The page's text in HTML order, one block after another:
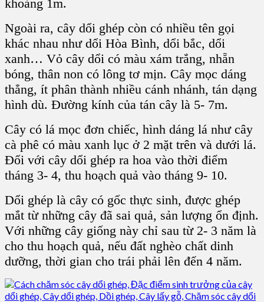
khoảng 1m.
Ngoài ra, cây dổi ghép còn có nhiều tên gọi
khác nhau như dổi Hòa Bình, dổi bắc, dổi
xanh… Vỏ cây dổi có màu xám trắng, nhẵn
bóng, thân non có lông tơ mịn. Cây mọc dáng
thẳng, ít phân thành nhiều cánh nhánh, tán dạng
hình dù. Đường kính của tán cây là 5- 7m.
Cây có lá mọc đơn chiếc, hình dáng lá như cây
cà phê có màu xanh lục ở 2 mặt trên và dưới lá.
Đối với cây dổi ghép ra hoa vào thời điểm
tháng 3- 4, thu hoạch quả vào tháng 9- 10.
Dổi ghép là cây có gốc thực sinh, được ghép
mắt từ những cây đã sai quả, sản lượng ổn định.
Với những cây giống này chỉ sau từ 2- 3 năm là
cho thu hoạch quả, nếu đất nghèo chất dinh
dưỡng, thời gian cho trái phải lên đến 4 năm.